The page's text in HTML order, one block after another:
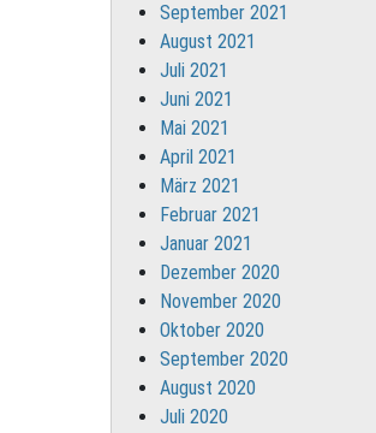
September 2021
August 2021
Juli 2021
Juni 2021
Mai 2021
April 2021
März 2021
Februar 2021
Januar 2021
Dezember 2020
November 2020
Oktober 2020
September 2020
August 2020
Juli 2020